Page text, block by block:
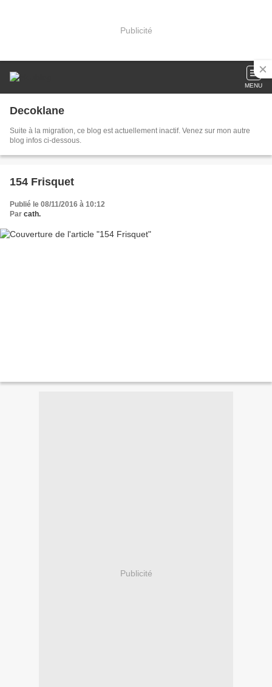
Publicité
MENU
Decoklane
Suite à la migration, ce blog est actuellement inactif. Venez sur mon autre
blog infos ci-dessous.
154 Frisquet
Publié le 08/11/2016 à 10:12
Par cath.
Publicité